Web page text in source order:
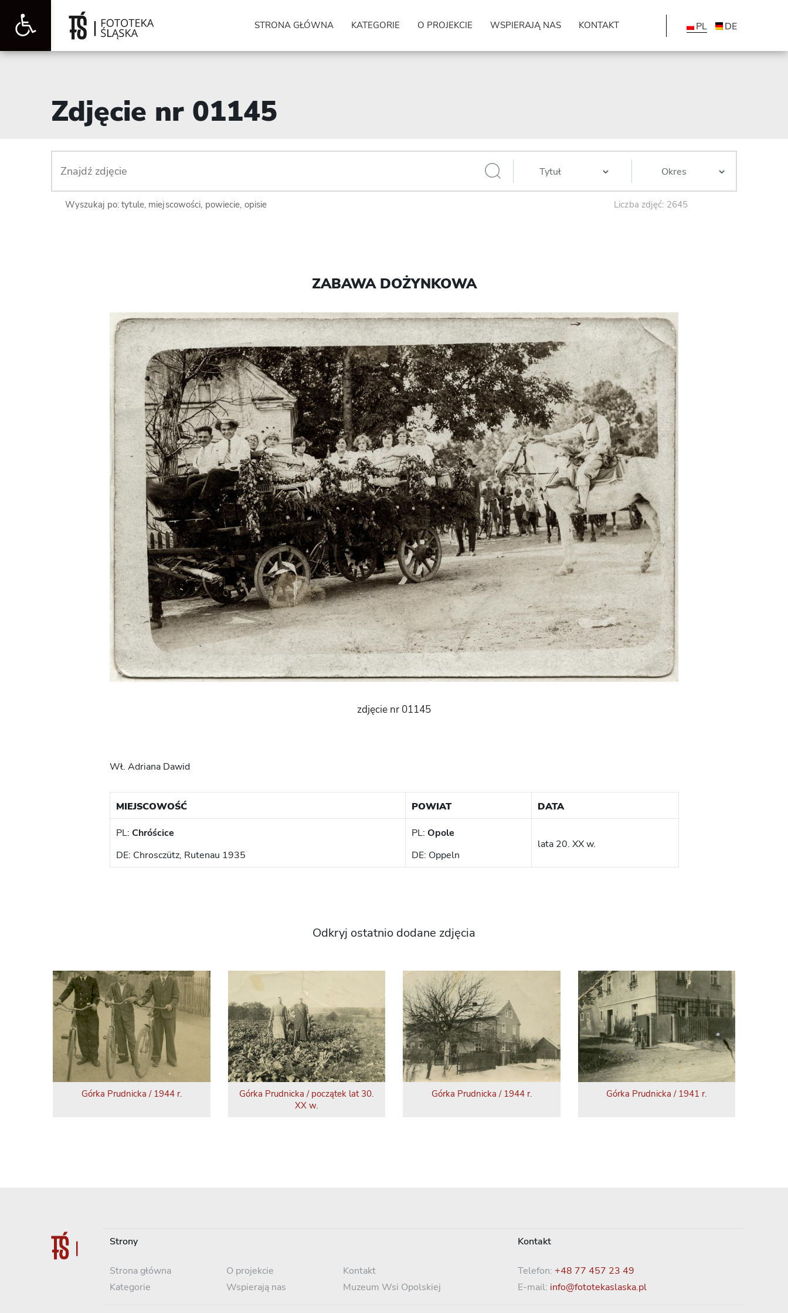
Otwórz
narzędzi
STRONA GŁÓWNA KATEGORIE O PROJEKCIE WSPIERAJĄ NAS KONTAKT PL DE
Zdjęcie nr 01145
Wyszukaj po: tytule, miejscowości, powiecie, opisie Liczba zdjęć: 2645
ZABAWA DOŻYNKOWA
zdjęcie nr 01145
Wł. Adriana Dawid
MIEJSCOWOŚĆ POWIAT DATA
PL: Chróścice
DE: Chrosczütz, Rutenau 1935
PL: Opole
DE: Oppeln
lata 20. XX w.
Odkryj ostatnio dodane zdjęcia
Górka Prudnicka / 1944 r.
Górka Prudnicka / początek lat 30.
XX w.
Górka Prudnicka / 1944 r. Górka Prudnicka / 1941 r.
Strony
Strona główna
Kategorie
O projekcie
Wspierają nas
Kontakt
Muzeum Wsi Opolskiej
Kontakt
Telefon: +48 77 457 23 49
E-mail: info@fototekaslaska.pl